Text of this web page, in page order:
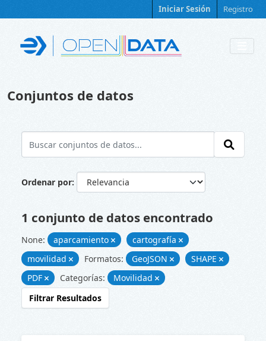
Iniciar Sesión Registro
Conjuntos de datos
Ordenar por
1 conjunto de datos encontrado
None: aparcamiento
cartografía
movilidad
Formatos: GeoJSON
SHAPE
PDF
Categorías:
Movilidad
Filtrar Resultados